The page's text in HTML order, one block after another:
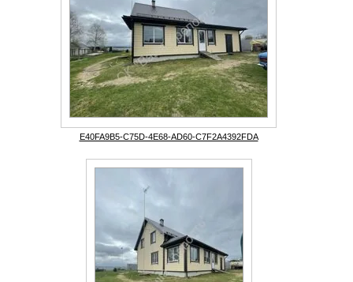
E40FA9B5-C75D-4E68-AD60-C7F2A4392FDA